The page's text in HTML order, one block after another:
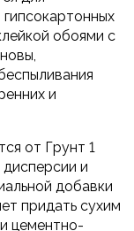
обоями с
и
от Грунт 1
и
добавки
придать сухим
цементно-